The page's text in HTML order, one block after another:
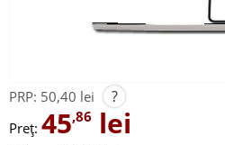
PRP: 50,40 lei ?
Preț: 45,86 lei